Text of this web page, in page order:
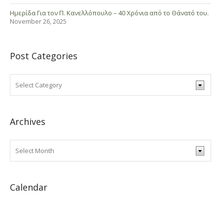
Ημερίδα Για τον Π. Κανελλόπουλο – 40 Χρόνια από το Θάνατό του.
November 26, 2025
Post Categories
Archives
Calendar